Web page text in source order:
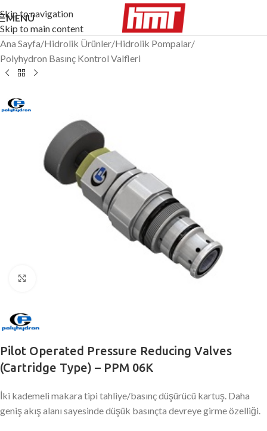
Skip to navigation
Skip to main content
MENÜ
Ana Sayfa/Hidrolik Ürünler/Hidrolik Pompalar/
Polyhydron Basınç Kontrol Valfleri
Pilot Operated Pressure Reducing Valves
(Cartridge Type) – PPM 06K
İki kademeli makara tipi tahliye/basınç düşürücü kartuş. Daha
geniş akış alanı sayesinde düşük basınçta devreye girme özelliği.